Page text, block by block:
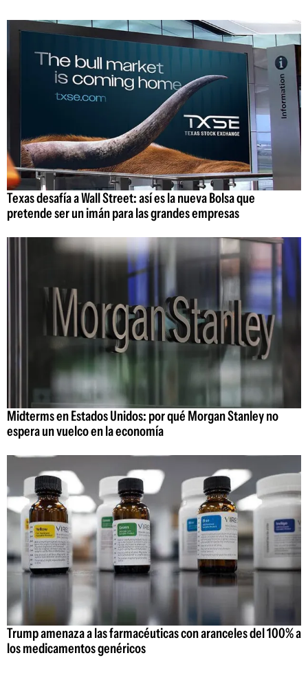
Texas desafía a Wall Street: así es la nueva Bolsa que
pretende ser un imán para las grandes empresas
Midterms en Estados Unidos: por qué Morgan Stanley no
espera un vuelco en la economía
Trump amenaza a las farmacéuticas con aranceles del 100% a
los medicamentos genéricos